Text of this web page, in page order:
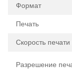
Формат
Печать
Скорость
Разрешение